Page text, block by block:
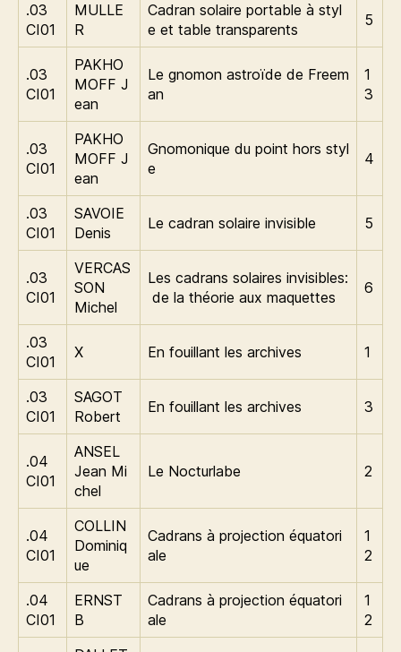
.03
CI01
MULLE
R
Cadran solaire portable à styl
e et table transparents
5
.03
CI01
PAKHO
MOFF J
ean
Le gnomon astroïde de Freem
an
1
3
.03
CI01
PAKHO
MOFF J
ean
Gnomonique du point hors styl
e
4
.03
CI01
SAVOIE
Denis
Le cadran solaire invisible 5
.03
CI01
VERCAS
SON
Michel
Les cadrans solaires invisibles:
de la théorie aux maquettes
6
.03
CI01
X En fouillant les archives 1
.03
CI01
SAGOT
Robert
En fouillant les archives 3
.04
CI01
ANSEL
Jean Mi
chel
Le Nocturlabe 2
.04
CI01
COLLIN
Dominiq
ue
Cadrans à projection équatori
ale
1
2
.04
CI01
ERNST
B
Cadrans à projection équatori
ale
1
2